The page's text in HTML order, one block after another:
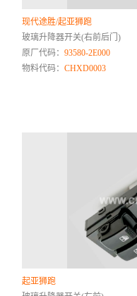
现代途胜/起亚狮跑
玻璃升降器开关(右前后门)
原厂代码：93580-2E000
物料代码：CHXD0003
起亚狮跑